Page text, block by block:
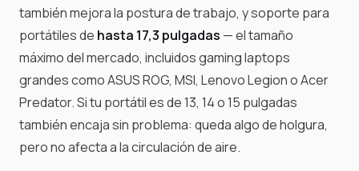
también mejora la postura de trabajo, y soporte para
portátiles de hasta 17,3 pulgadas — el tamaño
máximo del mercado, incluidos gaming laptops
grandes como ASUS ROG, MSI, Lenovo Legion o Acer
Predator. Si tu portátil es de 13, 14 o 15 pulgadas
también encaja sin problema: queda algo de holgura,
pero no afecta a la circulación de aire.